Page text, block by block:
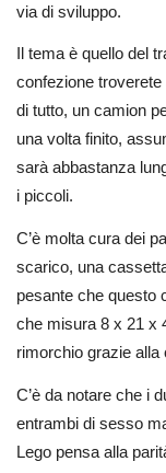
via di sviluppo.
Il tema è quello del
confezione
di tutto, un camion
una volta finito,
sarà abbastanza
i piccoli.
C’è molta cura dei
scarico, una
pesante che questo
che misura 8 x 21 x
rimorchio grazie alla
C’è da notare che i
entrambi di sesso
Lego pensa alla